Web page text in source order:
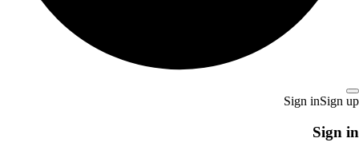
Sign inSign up
Sign in